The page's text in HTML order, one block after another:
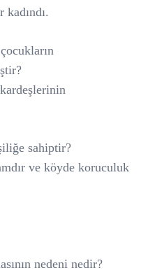
sahiptir?
ve köyde koruculuk
nedeni nedir?